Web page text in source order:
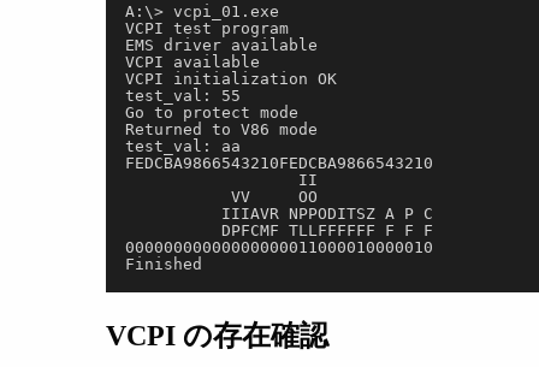
A:\> vcpi_01.exe
VCPI test program
EMS driver available
VCPI available
VCPI initialization OK
test_val: 55
Go to protect mode
Returned to V86 mode
test_val: aa
FEDCBA9866543210FEDCBA9866543210
                  II
           VV     OO
          IIIAVR NPPODITSZ A P C
          DPFCMF TLLFFFFFF F F F
00000000000000000011000010000010
Finished
VCPI の存在確認